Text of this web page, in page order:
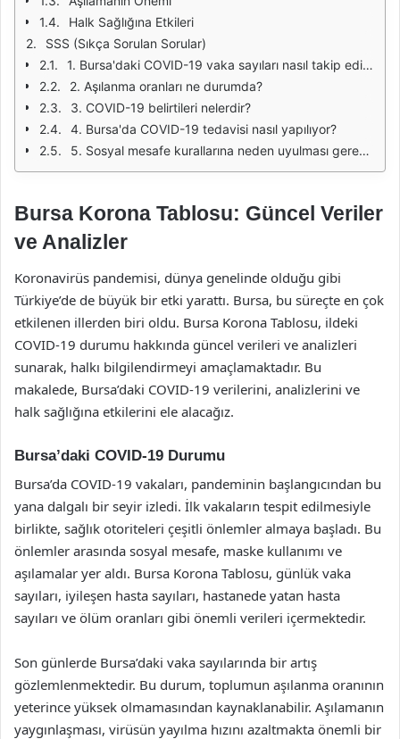
Halk Sağlığına Etkileri
SSS (Sıkça Sorulan Sorular)
1. Bursa'daki COVID-19 vaka sayıları nasıl takip ediliyor?
2. Aşılanma oranları ne durumda?
3. COVID-19 belirtileri nelerdir?
4. Bursa'da COVID-19 tedavisi nasıl yapılıyor?
5. Sosyal mesafe kurallarına neden uyulması gerekiyor?
Bursa Korona Tablosu: Güncel Veriler
ve Analizler
Koronavirüs pandemisi, dünya genelinde olduğu gibi
Türkiye’de de büyük bir etki yarattı. Bursa, bu süreçte en çok
etkilenen illerden biri oldu. Bursa Korona Tablosu, ildeki
COVID-19 durumu hakkında güncel verileri ve analizleri
sunarak, halkı bilgilendirmeyi amaçlamaktadır. Bu
makalede, Bursa’daki COVID-19 verilerini, analizlerini ve
halk sağlığına etkilerini ele alacağız.
Bursa’daki COVID-19 Durumu
Bursa’da COVID-19 vakaları, pandeminin başlangıcından bu
yana dalgalı bir seyir izledi. İlk vakaların tespit edilmesiyle
birlikte, sağlık otoriteleri çeşitli önlemler almaya başladı. Bu
önlemler arasında sosyal mesafe, maske kullanımı ve
aşılamalar yer aldı. Bursa Korona Tablosu, günlük vaka
sayıları, iyileşen hasta sayıları, hastanede yatan hasta
sayıları ve ölüm oranları gibi önemli verileri içermektedir.
Son günlerde Bursa’daki vaka sayılarında bir artış
gözlemlenmektedir. Bu durum, toplumun aşılanma oranının
yeterince yüksek olmamasından kaynaklanabilir. Aşılamanın
yaygınlaşması, virüsün yayılma hızını azaltmakta önemli bir